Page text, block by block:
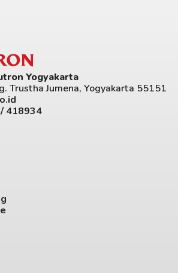
Yogyakarta
Trustha Jumena, Yogyakarta 55151
418934